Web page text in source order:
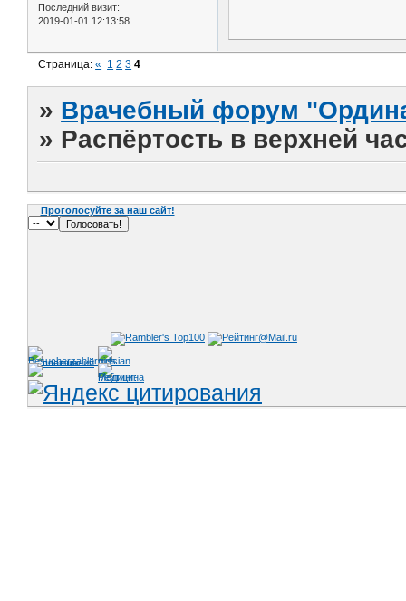
Последний визит:
2019-01-01 12:13:58
Страница:« 1 2 3 4
» Врачебный форум
» Распёртость в верхней
Проголосуйте за наш сайт!